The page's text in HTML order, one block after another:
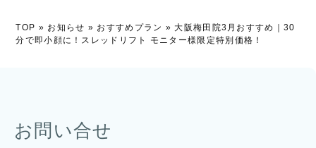
TOP » お知らせ » おすすめプラン »大阪梅田院3月おすすめ｜30
分で即小顔に！スレッドリフト モニター様限定特別価格！
お問い合せ